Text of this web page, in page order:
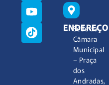
ENDEREÇO
Sede da
Câmara
Municipal
– Praça
dos
Andradas,